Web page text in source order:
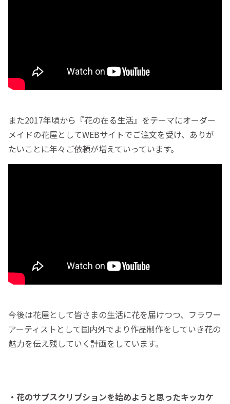
また2017年頃から『花の在る生活』をテーマにオーダー
メイドの花屋としてWEBサイトでご注文を受け、ありが
たいことに年々ご依頼が増えていっています。
今後は花屋として皆さまの生活に花を届けつつ、フラワー
アーティストとして国内外でより作品制作をしていき花の
魅力を伝え残していく計画をしています。
・花のサブスクリプションを始めようと思ったキッカケ